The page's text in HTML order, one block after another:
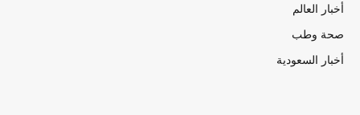
أخبار العالم
صحة وطب
أخبار السعودية